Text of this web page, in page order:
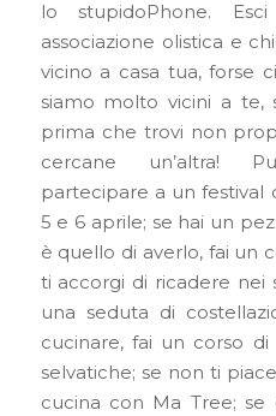
lo stupidoPhone.
associazione olistica e
vicino a casa tua, forse
siamo molto vicini a te,
prima che trovi non
cercane un’altra!
partecipare a un festival
5 e 6 aprile; se hai un
è quello di averlo, fai un
ti accorgi di ricadere nei
una seduta di
cucinare, fai un corso
selvatiche; se non ti
cucina con Ma Tree; se